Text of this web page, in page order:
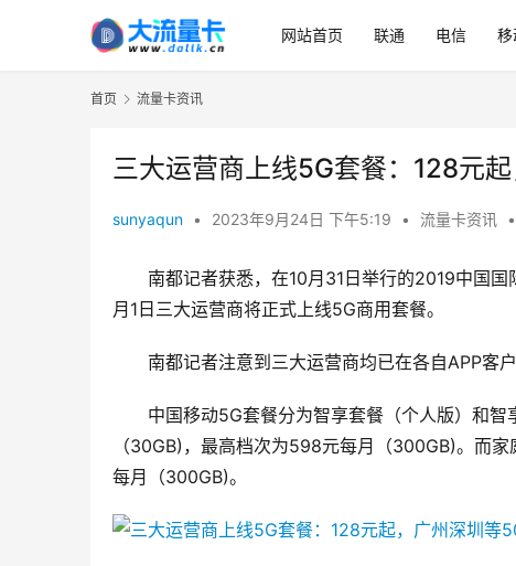
网站首页 联通 电信 移
首页 流量卡资讯
三大运营商上线5G套餐：128元
sunyaqun • 2023年9月24日 下午5:19 • 流量卡资讯 •
南都记者获悉，在10月31日举行的2019中国
月1日三大运营商将正式上线5G商用套餐。
南都记者注意到三大运营商均已在各自APP客
中国移动5G套餐分为智享套餐（个人版）和
（30GB)，最高档次为598元每月（300GB)。而
每月（300GB)。